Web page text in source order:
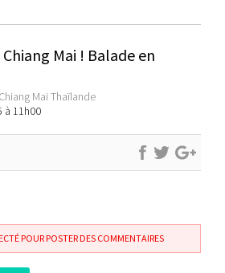
Mai ! Balade en
Mai Thaïlande
à 11h00
POUR POSTER DES COMMENTAIRES